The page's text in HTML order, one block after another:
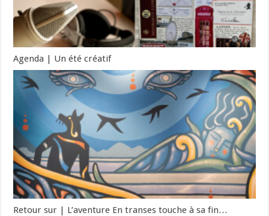
Agenda | Un été créatif
Retour sur | L’aventure En transes touche à sa fin…